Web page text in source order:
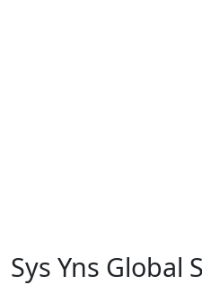
Sys Yns Global